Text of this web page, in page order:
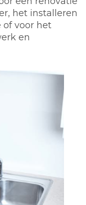
het installeren
of voor het
en